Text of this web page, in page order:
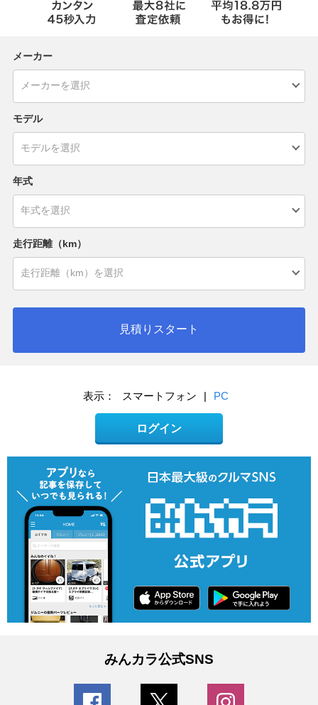
メーカー
モデル
年式
走行距離（km）
見積りスタート
表示： スマートフォン | PC
ログイン
みんカラ公式SNS